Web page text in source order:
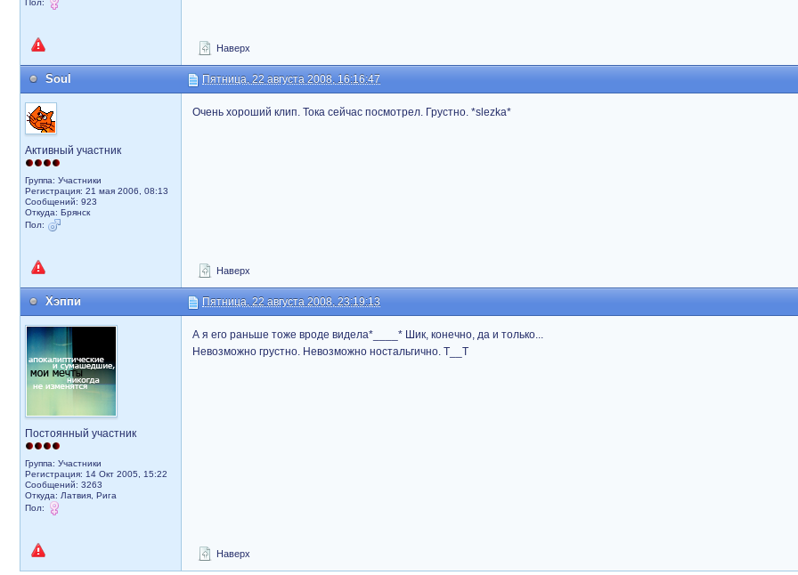
Наверх
Soul Пятница, 22 августа 2008, 16:16:47
Активный участник
Группа: Участники
Регистрация: 21 мая 2006, 08:13
Сообщений: 923
Откуда: Брянск
Пол:
Очень хороший клип. Тока сейчас посмотрел. Грустно. *slezka*
Наверх
Хэппи Пятница, 22 августа 2008, 23:19:13
Постоянный участник
Группа: Участники
Регистрация: 14 Окт 2005, 15:22
Сообщений: 3263
Откуда: Латвия, Рига
Пол:
А я его раньше тоже вроде видела*____* Шик, конечно, да и только...
Невозможно грустно. Невозможно ностальгично. Т__Т
Наверх